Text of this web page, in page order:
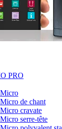
PRO
Micro
Micro de chant
Micro cravate
Micro serre-tête